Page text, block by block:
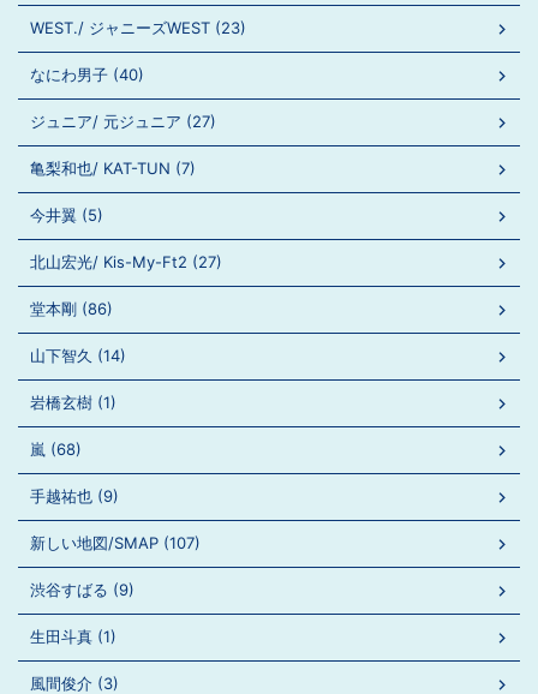
WEST./ ジャニーズWEST (23)
なにわ男子 (40)
ジュニア/ 元ジュニア (27)
亀梨和也/ KAT-TUN (7)
今井翼 (5)
北山宏光/ Kis-My-Ft2 (27)
堂本剛 (86)
山下智久 (14)
岩橋玄樹 (1)
嵐 (68)
手越祐也 (9)
新しい地図/SMAP (107)
渋谷すばる (9)
生田斗真 (1)
風間俊介 (3)